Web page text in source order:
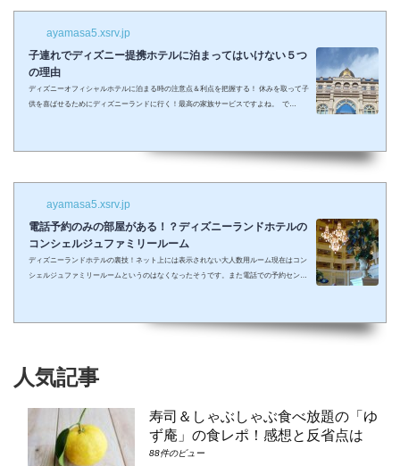
ayamasa5.xsrv.jp
子連れでディズニー提携ホテルに泊まってはいけない５つ
の理由
ディズニーオフィシャルホテルに泊まる時の注意点＆利点を把握する！ 休みを取って子
供を喜ばせるためにディズニーランドに行く！最高の家族サービスですよね。 で
ラした夢の国を可愛い我が子に見せたかったのに・・・。 そんな時、「ディズニーラ...
ayamasa5.xsrv.jp
電話予約のみの部屋がある！？ディズニーランドホテルの
コンシェルジュファミリールーム
ディズニーランドホテルの裏技！ネット上には表示されない大人数用ルーム現在はコン
シェルジュファミリールームというのはなくなったそうです。また電話での予約センタ
ュ・スーペリアルーム（パークビュー）（7-8階）④コンシェルジュ・デラックスルー
人気記事
寿司＆しゃぶしゃぶ食べ放題の「ゆ
ず庵」の食レポ！感想と反省点は
88件のビュー